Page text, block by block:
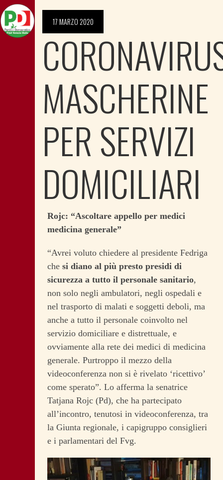
17 MARZO 2020
MASCHERINE
PER SERVIZI
DOMICILIARI
Rojc: “Ascoltare appello per medici
medicina generale”
“Avrei voluto chiedere al presidente Fedriga
che si diano al più presto presidi di
sicurezza a tutto il personale sanitario,
non solo negli ambulatori, negli ospedali e
nel trasporto di malati e soggetti deboli, ma
anche a tutto il personale coinvolto nel
servizio domiciliare e distrettuale, e
ovviamente alla rete dei medici di medicina
generale. Purtroppo il mezzo della
videoconferenza non si è rivelato ‘ricettivo’
come sperato”. Lo afferma la senatrice
Tatjana Rojc (Pd), che ha partecipato
all’incontro, tenutosi in videoconferenza, tra
la Giunta regionale, i capigruppo consiglieri
e i parlamentari del Fvg.